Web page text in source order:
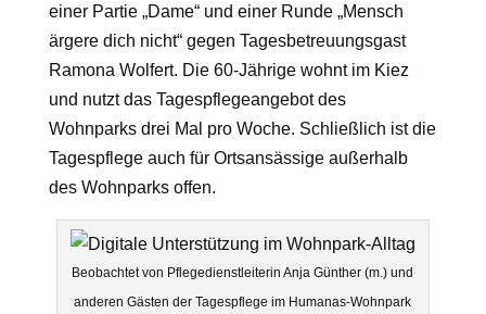
einer Partie „Dame“ und einer Runde „Mensch
ärgere dich nicht“ gegen Tagesbetreuungsgast
Ramona Wolfert. Die 60-Jährige wohnt im Kiez
und nutzt das Tagespflegeangebot des
Wohnparks drei Mal pro Woche. Schließlich ist die
Tagespflege auch für Ortsansässige außerhalb
des Wohnparks offen.
Beobachtet von Pflegedienstleiterin Anja Günther (m.) und
anderen Gästen der Tagespflege im Humanas-Wohnpark